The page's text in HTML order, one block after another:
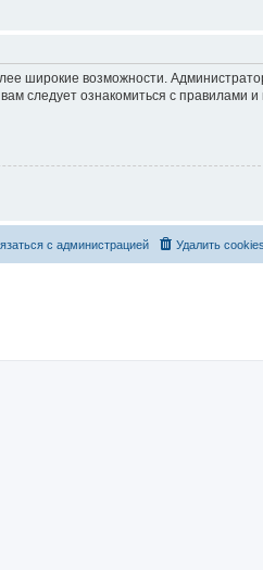
широкие возможности.
следует ознакомиться с правилами и
Удалить cookies
с администрацией